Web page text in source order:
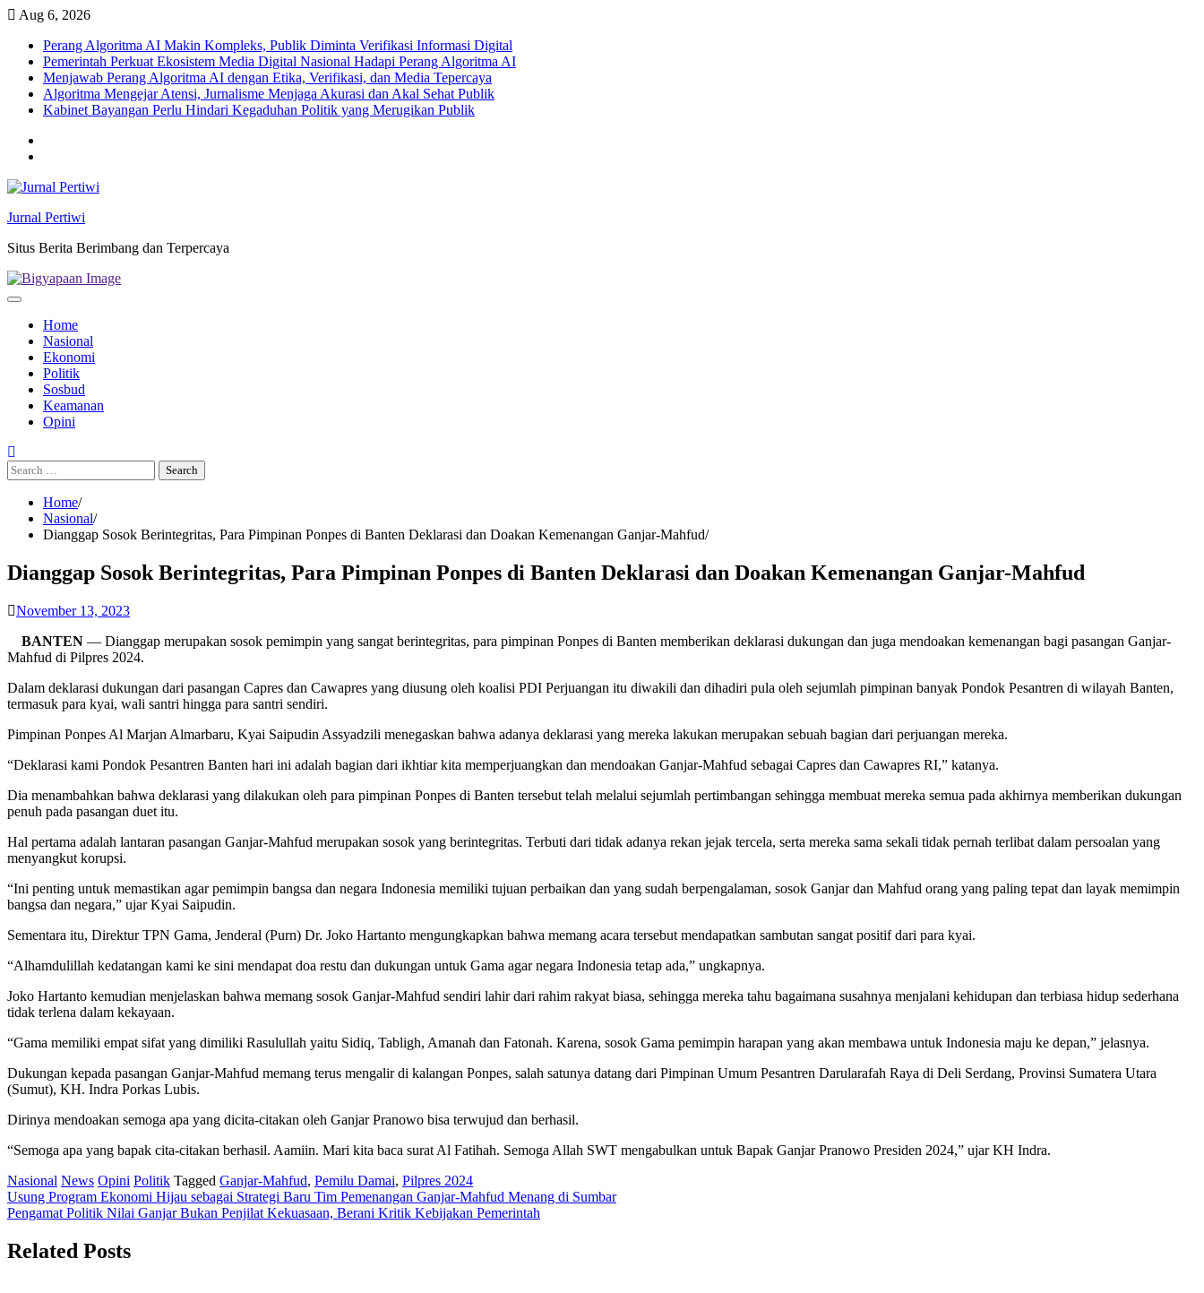
Skip
content
Aug 6, 2026
Perang Algoritma AI Makin Kompleks, Publik Diminta Verifikasi Informasi Digital
Pemerintah Perkuat Ekosistem Media Digital Nasional Hadapi Perang Algoritma AI
Menjawab Perang Algoritma AI dengan Etika, Verifikasi, dan Media Tepercaya
Algoritma Mengejar Atensi, Jurnalisme Menjaga Akurasi dan Akal Sehat Publik
Kabinet Bayangan Perlu Hindari Kegaduhan Politik yang Merugikan Publik
Jurnal Pertiwi
Situs Berita Berimbang dan Terpercaya
Home
Nasional
Ekonomi
Politik
Sosbud
Keamanan
Opini
Search
for:
Home
Nasional
Dianggap Sosok Berintegritas, Para Pimpinan Ponpes di Banten Deklarasi dan Doakan Kemenangan Ganjar-Mahfud
Dianggap Sosok Berintegritas, Para Pimpinan Ponpes di Banten Deklarasi dan Doakan Kemenangan Ganjar-Mahfud
November 13, 2023
BANTEN — Dianggap merupakan sosok pemimpin yang sangat berintegritas, para pimpinan Ponpes di Banten memberikan deklarasi dukungan dan juga mendoakan kemenangan bagi pasangan Ganjar-
Mahfud di Pilpres 2024.
Dalam deklarasi dukungan dari pasangan Capres dan Cawapres yang diusung oleh koalisi PDI Perjuangan itu diwakili dan dihadiri pula oleh sejumlah pimpinan banyak Pondok Pesantren di wilayah Banten,
termasuk para kyai, wali santri hingga para santri sendiri.
Pimpinan Ponpes Al Marjan Almarbaru, Kyai Saipudin Assyadzili menegaskan bahwa adanya deklarasi yang mereka lakukan merupakan sebuah bagian dari perjuangan mereka.
“Deklarasi kami Pondok Pesantren Banten hari ini adalah bagian dari ikhtiar kita memperjuangkan dan mendoakan Ganjar-Mahfud sebagai Capres dan Cawapres RI,” katanya.
Dia menambahkan bahwa deklarasi yang dilakukan oleh para pimpinan Ponpes di Banten tersebut telah melalui sejumlah pertimbangan sehingga membuat mereka semua pada akhirnya memberikan dukungan
penuh pada pasangan duet itu.
Hal pertama adalah lantaran pasangan Ganjar-Mahfud merupakan sosok yang berintegritas. Terbuti dari tidak adanya rekan jejak tercela, serta mereka sama sekali tidak pernah terlibat dalam persoalan yang
menyangkut korupsi.
“Ini penting untuk memastikan agar pemimpin bangsa dan negara Indonesia memiliki tujuan perbaikan dan yang sudah berpengalaman, sosok Ganjar dan Mahfud orang yang paling tepat dan layak memimpin
bangsa dan negara,” ujar Kyai Saipudin.
Sementara itu, Direktur TPN Gama, Jenderal (Purn) Dr. Joko Hartanto mengungkapkan bahwa memang acara tersebut mendapatkan sambutan sangat positif dari para kyai.
“Alhamdulillah kedatangan kami ke sini mendapat doa restu dan dukungan untuk Gama agar negara Indonesia tetap ada,” ungkapnya.
Joko Hartanto kemudian menjelaskan bahwa memang sosok Ganjar-Mahfud sendiri lahir dari rahim rakyat biasa, sehingga mereka tahu bagaimana susahnya menjalani kehidupan dan terbiasa hidup sederhana
tidak terlena dalam kekayaan.
“Gama memiliki empat sifat yang dimiliki Rasulullah yaitu Sidiq, Tabligh, Amanah dan Fatonah. Karena, sosok Gama pemimpin harapan yang akan membawa untuk Indonesia maju ke depan,” jelasnya.
Dukungan kepada pasangan Ganjar-Mahfud memang terus mengalir di kalangan Ponpes, salah satunya datang dari Pimpinan Umum Pesantren Darularafah Raya di Deli Serdang, Provinsi Sumatera Utara
(Sumut), KH. Indra Porkas Lubis.
Dirinya mendoakan semoga apa yang dicita-citakan oleh Ganjar Pranowo bisa terwujud dan berhasil.
“Semoga apa yang bapak cita-citakan berhasil. Aamiin. Mari kita baca surat Al Fatihah. Semoga Allah SWT mengabulkan untuk Bapak Ganjar Pranowo Presiden 2024,” ujar KH Indra.
Nasional News Opini Politik Tagged Ganjar-Mahfud, Pemilu Damai, Pilpres 2024
Post
navigation
Usung Program Ekonomi Hijau sebagai Strategi Baru Tim Pemenangan Ganjar-Mahfud Menang di Sumbar
Pengamat Politik Nilai Ganjar Bukan Penjilat Kekuasaan, Berani Kritik Kebijakan Pemerintah
Related Posts